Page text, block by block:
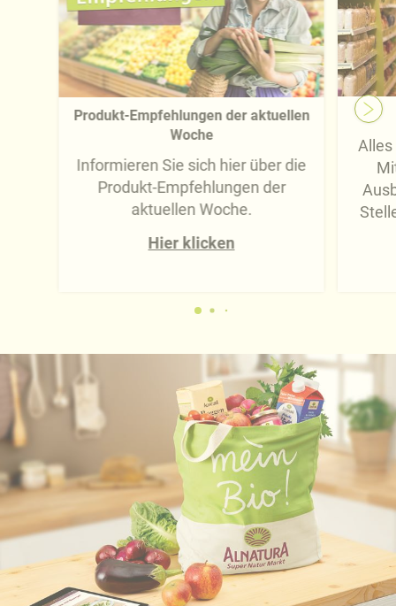
Produkt-Empfehlungen der aktuellen
Woche
Informieren Sie sich hier über die
Produkt-Empfehlungen der
aktuellen Woche.
Hier klicken